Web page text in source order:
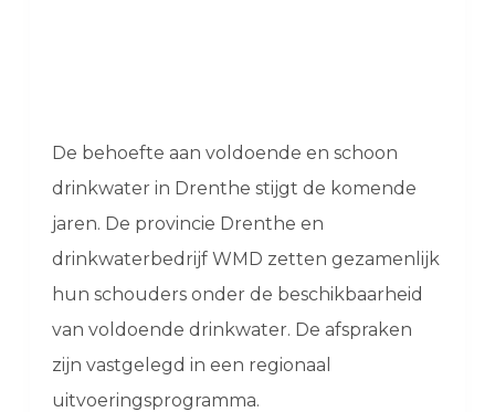
De behoefte aan voldoende en schoon
drinkwater in Drenthe stijgt de komende
jaren. De provincie Drenthe en
drinkwaterbedrijf WMD zetten gezamenlijk
hun schouders onder de beschikbaarheid
van voldoende drinkwater. De afspraken
zijn vastgelegd in een regionaal
uitvoeringsprogramma.